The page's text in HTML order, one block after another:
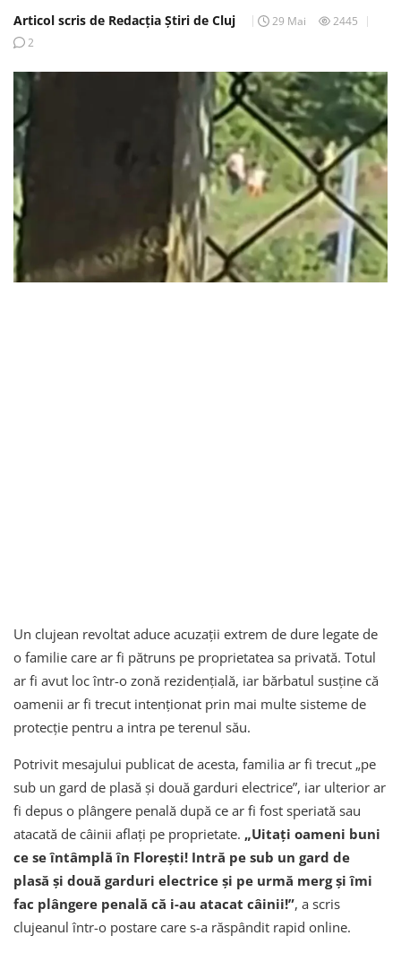
Articol scris de Redacția Știri de Cluj 29 Mai
2445
2
Un clujean revoltat aduce acuzații extrem de dure legate de
o familie care ar fi pătruns pe proprietatea sa privată. Totul
ar fi avut loc într-o zonă rezidențială, iar bărbatul susține că
oamenii ar fi trecut intenționat prin mai multe sisteme de
protecție pentru a intra pe terenul său.
Potrivit mesajului publicat de acesta, familia ar fi trecut „pe
sub un gard de plasă și două garduri electrice”, iar ulterior ar
fi depus o plângere penală după ce ar fi fost speriată sau
atacată de câinii aflați pe proprietate. „Uitați oameni buni
ce se întâmplă în Florești! Intră pe sub un gard de
plasă și două garduri electrice și pe urmă merg și îmi
fac plângere penală că i-au atacat câinii!”, a scris
clujeanul într-o postare care s-a răspândit rapid online.